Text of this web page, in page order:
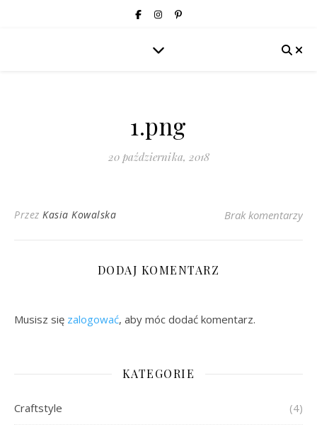
1.png
20 października, 2018
Przez Kasia Kowalska Brak komentarzy
DODAJ KOMENTARZ
Musisz się zalogować, aby móc dodać komentarz.
KATEGORIE
Craftstyle (4)